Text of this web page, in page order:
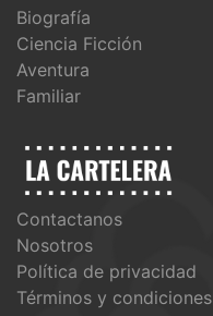
Biografía
Ciencia Ficción
Aventura
Familiar
Contactanos
Nosotros
Política de privacidad
Términos y condiciones